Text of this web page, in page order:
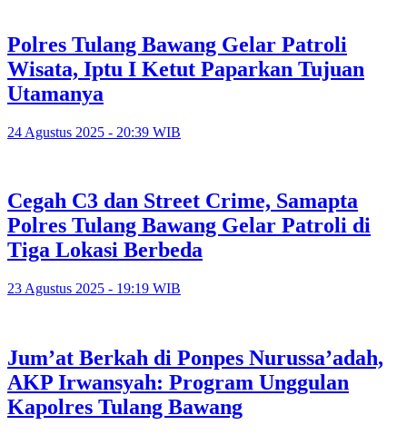
Polres Tulang Bawang Gelar Patroli
Wisata, Iptu I Ketut Paparkan Tujuan
Utamanya
24 Agustus 2025 - 20:39 WIB
Cegah C3 dan Street Crime, Samapta
Polres Tulang Bawang Gelar Patroli di
Tiga Lokasi Berbeda
23 Agustus 2025 - 19:19 WIB
Jum’at Berkah di Ponpes Nurussa’adah,
AKP Irwansyah: Program Unggulan
Kapolres Tulang Bawang